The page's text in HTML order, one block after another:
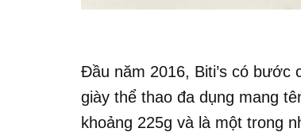
Đầu năm 2016, Biti’s có bước
giày thể thao đa dụng mang
khoảng 225g và là một trong